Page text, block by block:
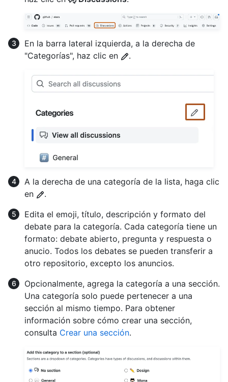
En la barra lateral izquierda, a la derecha de
"Categorías", haz clic en
.
A la derecha de una categoría de la lista, haga clic
en
.
Edita el emoji, título, descripción y formato del
debate para la categoría. Cada categoría tiene un
formato: debate abierto, pregunta y respuesta o
anucio. Todos los debates se pueden transferir a
otro repositorio, excepto los anuncios.
Opcionalmente, agrega la categoría a una sección.
Una categoría solo puede pertenecer a una
sección al mismo tiempo. Para obtener
información sobre cómo crear una sección,
consulta Crear una sección.